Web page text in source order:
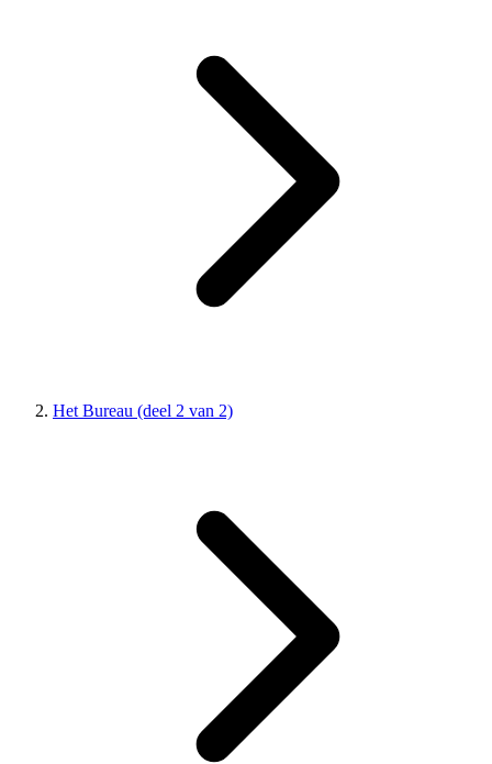
Het Bureau (deel 2 van 2)